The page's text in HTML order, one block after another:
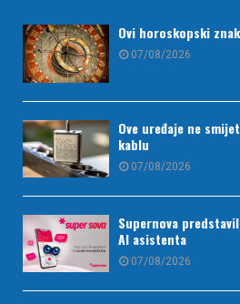
Ovi horoskopski
07/08/2026
Ove uređaje ne
kablu
07/08/2026
Supernova
AI asistenta
07/08/2026